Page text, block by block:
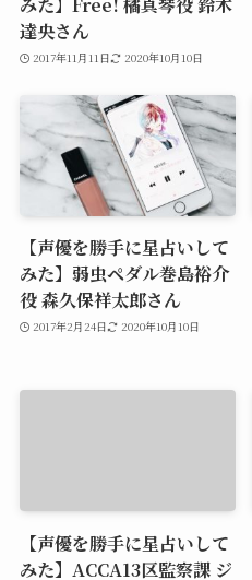
達央さん
2017年11月11日 2020年10月10日
【声優を勝手に星占いして
みた】弱虫ペダル巻島裕介
役 森久保祥太郎さん
2017年2月24日 2020年10月10日
【声優を勝手に星占いして
みた】ACCA13区監察課 ジ